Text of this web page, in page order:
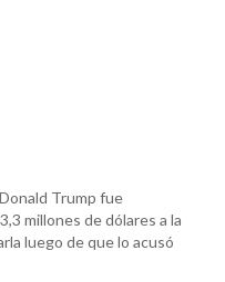
Trump fue
millones de dólares a la
luego de que lo acusó